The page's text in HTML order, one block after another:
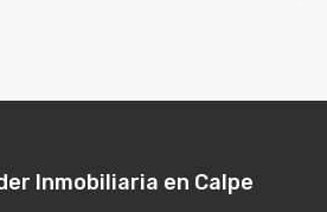
Inmobiliaria en Calpe